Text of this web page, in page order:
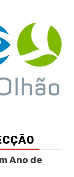
Ano de